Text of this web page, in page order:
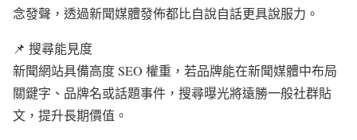
念發聲，透過新聞媒體發佈都比自說自話更具說服力。
📌 搜尋能見度
新聞網站具備高度 SEO 權重，若品牌能在新聞媒體中布局
關鍵字、品牌名或話題事件，搜尋曝光將遠勝一般社群貼
文，提升長期價值。